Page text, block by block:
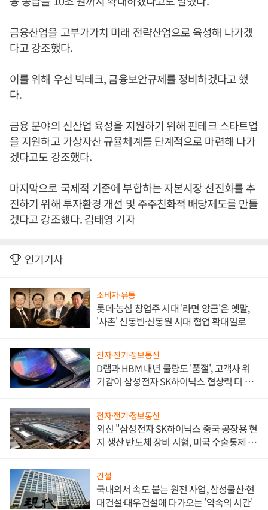
금융산업을 고부가가치 미래 전략산업으로 육성해 나가겠
다고 강조했다.
이를 위해 우선 빅테크, 금융보안규제를 정비하겠다고 했
다.
금융 분야의 신산업 육성을 지원하기 위해 핀테크 스타트업
을 지원하고 가상자산 규율체계를 단계적으로 마련해 나가
겠다고도 강조했다.
마지막으로 국제적 기준에 부합하는 자본시장 선진화를 추
진하기 위해 투자환경 개선 및 주주친화적 배당제도를 만들
겠다고 강조했다. 김태영 기자
인기기사
소비자·유통
롯데·농심 창업주 시대 '라면 앙금'은 옛말,
'사촌' 신동빈·신동원 시대 협업 확대일로
전자·전기·정보통신
D램과 HBM 내년 물량도 '품절', 고객사 위
기감이 삼성전자 SK하이닉스 협상력 더 키
전자·전기·정보통신
외신 "삼성전자 SK하이닉스 중국 공장용 현
지 생산 반도체 장비 시험, 미국 수출통제 대
건설
국내외서 속도 붙는 원전 사업, 삼성물산·현
대건설·대우건설에 다가오는 '약속의 시간'